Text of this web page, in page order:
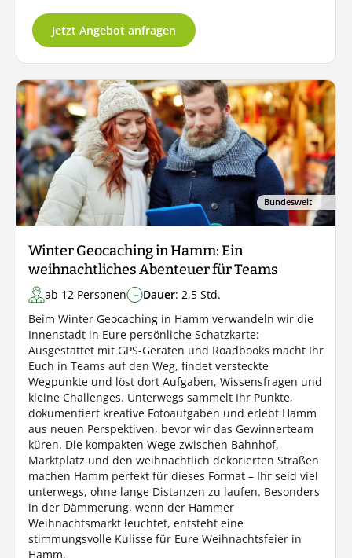
Jetzt Angebot anfragen
Bundesweit
Winter Geocaching in Hamm: Ein
weihnachtliches Abenteuer für Teams
ab 12 Personen Dauer: 2,5 Std.
Beim Winter Geocaching in Hamm verwandeln wir die
Innenstadt in Eure persönliche Schatzkarte:
Ausgestattet mit GPS-Geräten und Roadbooks macht Ihr
Euch in Teams auf den Weg, findet versteckte
Wegpunkte und löst dort Aufgaben, Wissensfragen und
kleine Challenges. Unterwegs sammelt Ihr Punkte,
dokumentiert kreative Fotoaufgaben und erlebt Hamm
aus neuen Perspektiven, bevor wir das Gewinnerteam
küren. Die kompakten Wege zwischen Bahnhof,
Marktplatz und den weihnachtlich dekorierten Straßen
machen Hamm perfekt für dieses Format – Ihr seid viel
unterwegs, ohne lange Distanzen zu laufen. Besonders
in der Dämmerung, wenn der Hammer
Weihnachtsmarkt leuchtet, entsteht eine
stimmungsvolle Kulisse für Eure Weihnachtsfeier in
Hamm.